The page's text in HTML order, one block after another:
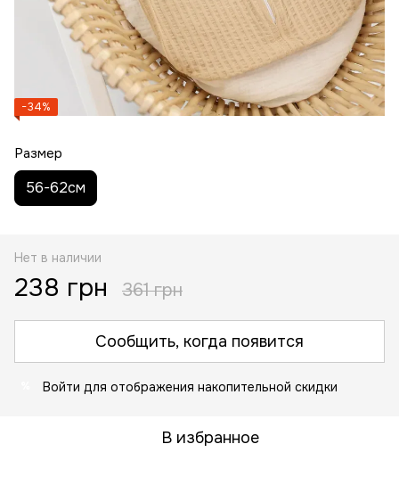
−34%
Размер
56-62см
Нет в наличии
238 грн 361 грн
Сообщить, когда появится
Войти для отображения накопительной скидки
В избранное